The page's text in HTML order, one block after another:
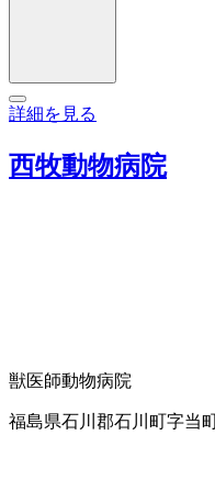
詳細を見る
西牧動物病院
獣医師動物病院
福島県石川郡石川町字当